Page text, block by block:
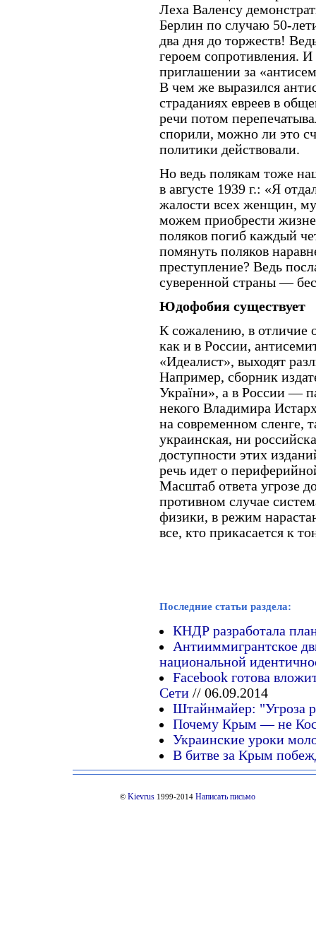
Леха Валенсу
Берлин по случаю 50-
два дня до торжеств!
героем сопротивления.
приглашении за
В чем же выразился
страданиях евреев в
речи потом
спорили, можно ли это
политики действовали.
Но ведь полякам тоже
в августе 1939 г.: «Я
жалости всех женщин,
можем приобрести
поляков погиб каждый
помянуть поляков
преступление? Ведь
суверенной страны —
Юдофобия существует
К сожалению, в отличие
как и в России,
«Идеалист», выходят
Например, сборник
України», а в России —
некого Владимира
на современном сленге,
украинская, ни
доступности этих
речь идет о
Масштаб ответа угрозе
противном случае
физики, в режим
все, кто прикасается к
Последние статьи раздела:
КНДР разработала
Антииммигрантское
национальной
Facebook готова
Сети // 06.09.2014
Штайнмайер: "Угроза
Почему Крым — не
Украинские уроки
В битве за Крым
© Kievrus1999-2014 Написать письмо